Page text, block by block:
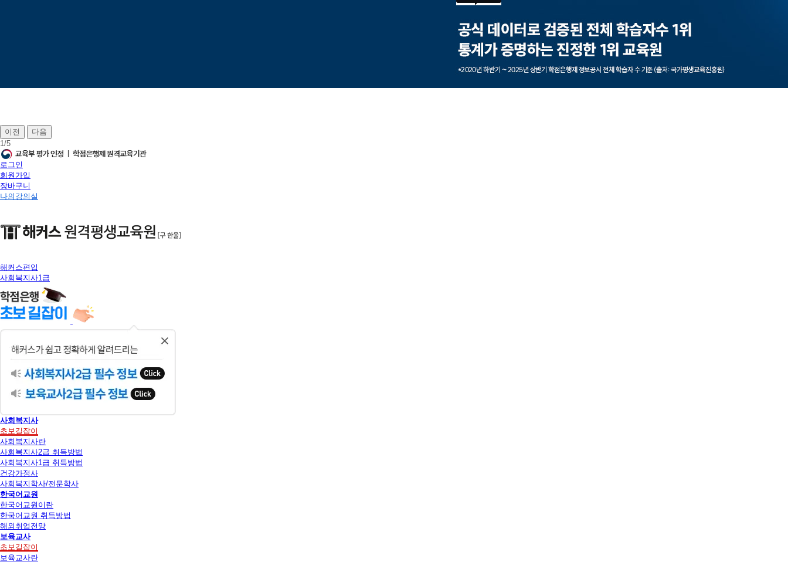
이전
다음
1/5
로그인
회원가입
장바구니
나의강의실
해커스편입
사회복지사1급
사회복지사
초보길잡이
사회복지사란
사회복지사2급 취득방법
사회복지사1급 취득방법
건강가정사
사회복지학사/전문학사
한국어교원
한국어교원이란
한국어교원 취득방법
해외취업전망
보육교사
초보길잡이
보육교사란